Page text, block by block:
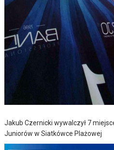
Jakub Czernicki wywalczył 7
Juniorów w Siatkówce Plażowej